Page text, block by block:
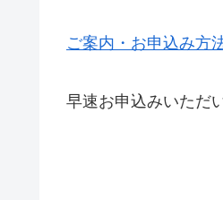
ご案内・お申込み方
早速お申込みいただ